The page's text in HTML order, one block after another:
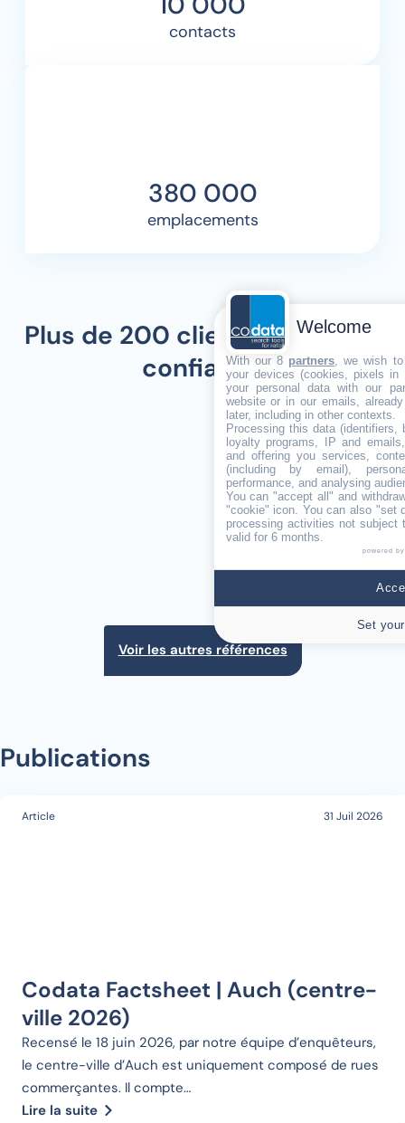
contacts
380 000
emplacements
Plus de 200 clients nous font
confiance
Voir les autres références
Publications
Article 31 Juil 2026
Codata Factsheet | Auch (centre-
ville 2026)
Recensé le 18 juin 2026, par notre équipe d’enquêteurs,
le centre-ville d’Auch est uniquement composé de rues
commerçantes. Il compte…
Lire la suite
Welcome
With our 8 partners, we wish to
your devices (cookies, pixels
your personal data with our
website or in our emails,
later, including in other contexts.
Processing this data (identifiers,
loyalty programs, IP and
and offering you services,
(including by email),
performance, and analysing
You can "accept all" and
"cookie" icon. You can also "set
processing activities not subject
valid for 6 months.
powered by
Set